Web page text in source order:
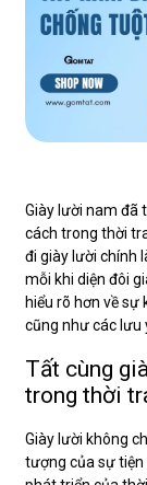
Giày lười nam đã
cách trong thời
đi giày lười chính
mỗi khi diện đôi
hiểu rõ hơn về
cũng như các lưu
Tất cùng
trong thời
Giày lười không
tượng của sự tiện